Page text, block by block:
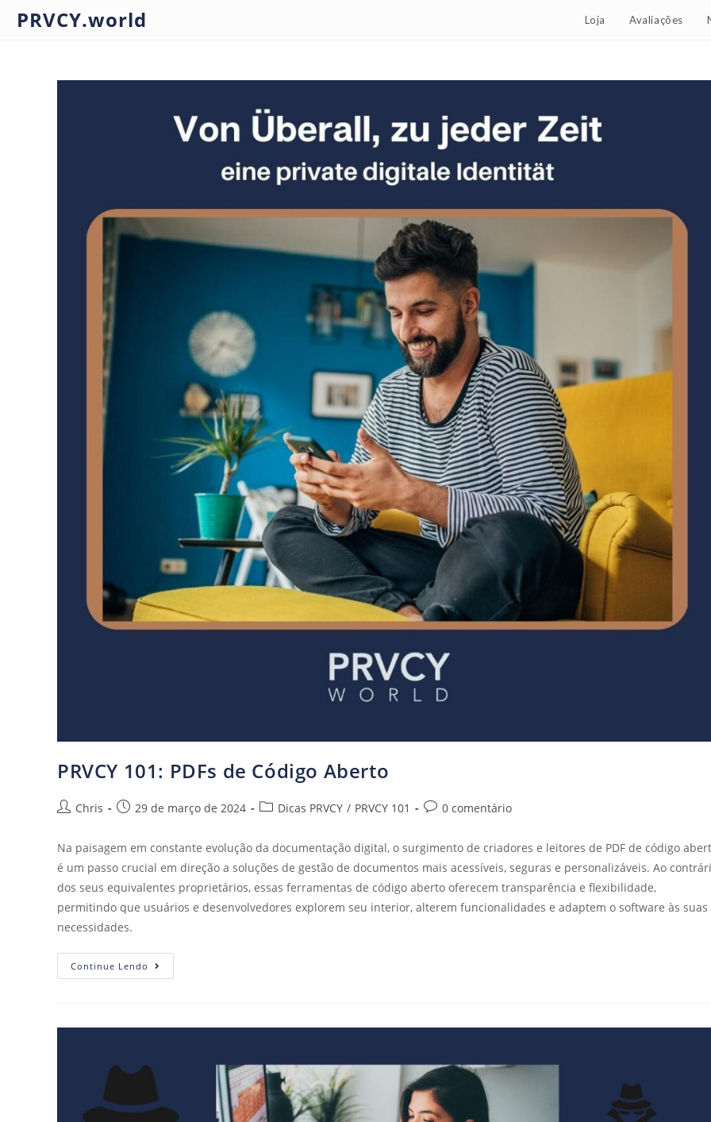
PRVCY.world Loja Avaliações
PRVCY 101: PDFs de Código Aberto
Chris 29 de março de 2024 Dicas PRVCY / PRVCY 101 0 comentário
Na paisagem em constante evolução da documentação digital, o surgimento de criadores e leitores de PDF de código
é um passo crucial em direção a soluções de gestão de documentos mais acessíveis, seguras e personalizáveis. Ao
dos seus equivalentes proprietários, essas ferramentas de código aberto oferecem transparência e flexibilidade,
permitindo que usuários e desenvolvedores explorem seu interior, alterem funcionalidades e adaptem o software às suas
necessidades.
Continue Lendo